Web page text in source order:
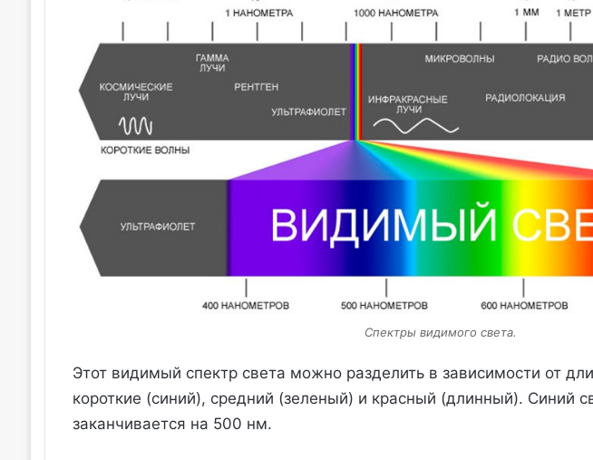
Спектры видимого света.
Этот видимый спектр света можно разделить в зависимости от
короткие (синий), средний (зеленый) и красный (длинный). Синий
заканчивается на 500 нм.